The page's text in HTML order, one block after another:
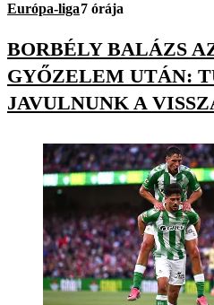
Európa-liga7 órája
BORBÉLY BALÁZS
GYŐZELEM UTÁN:
JAVULNUNK A